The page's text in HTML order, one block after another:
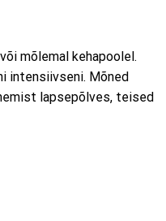
mõlemal kehapoolel.
intensiivseni. Mõned
lapsepõlves, teised